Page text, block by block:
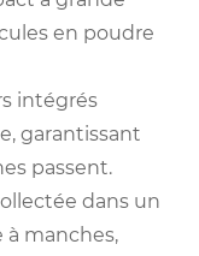
en poudre
intégrés
garantissant
passent.
dans un
manches,